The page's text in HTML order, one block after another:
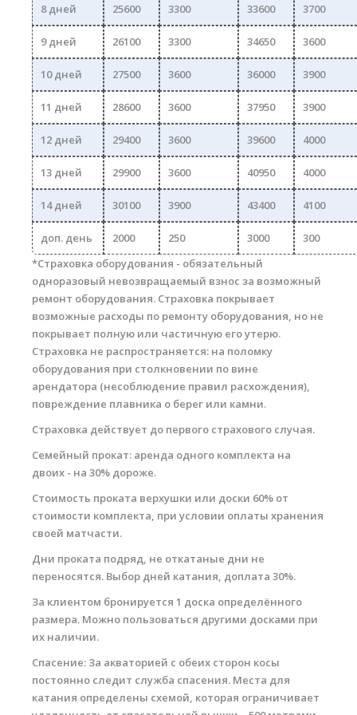
8 дней 25600 3300 33600 3700
9 дней 26100 3300 34650 3600
10 дней 27500 3600 36000 3900
11 дней 28600 3600 37950 3900
12 дней 29400 3600 39600 4000
13 дней 29900 3600 40950 4000
14 дней 30100 3900 43400 4100
доп. день 2000 250 3000
300
*Страховка оборудования - обязательный
одноразовый невозвращаемый взнос за возможный
ремонт оборудования. Страховка покрывает
возможные расходы по ремонту оборудования, но не
покрывает полную или частичную его утерю.
Страховка не распространяется: на поломку
оборудования при столкновении по вине
арендатора (несоблюдение правил расхождения),
повреждение плавника о берег или камни.
Страховка действует до первого страхового случая.
Семейный прокат: аренда одного комплекта на
двоих - на 30% дороже.
Стоимость проката верхушки или доски 60% от
стоимости комплекта, при условии оплаты хранения
своей матчасти.
Дни проката подряд, не откатаные дни не
переносятся. Выбор дней катания, доплата 30%.
За клиентом бронируется 1 доска определённого
размера. Можно пользоваться другими досками при
их наличии.
Спасение: За акваторией с обеих сторон косы
постоянно следит служба спасения. Места для
катания определены схемой, которая ограничивает